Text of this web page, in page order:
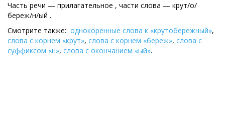
Часть речи — прилагательное , части слова — крут/о/
береж/н/ый .
Смотрите также: однокоренные слова к «крутобережный»,
слова с корнем «крут», слова с корнем «береж», слова с
суффиксом «н», слова с окончанием «ый».